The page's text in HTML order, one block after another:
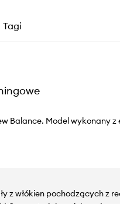
Tagi
Balance. Model wykonany z
z włókien pochodzących z